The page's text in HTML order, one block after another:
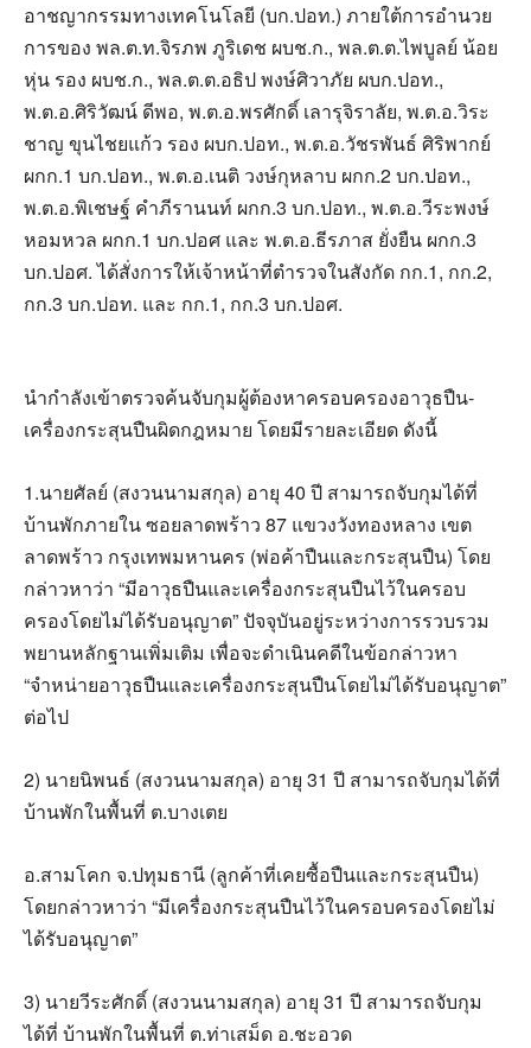
อาชญากรรมทางเทคโนโลยี (บก.ปอท.) ภายใต้การอำนวย
การของ พล.ต.ท.จิรภพ ภูริเดช ผบช.ก., พล.ต.ต.ไพบูลย์ น้อย
หุ่น รอง ผบช.ก., พล.ต.ต.อธิป พงษ์ศิวาภัย ผบก.ปอท.,
พ.ต.อ.ศิริวัฒน์ ดีพอ, พ.ต.อ.พรศักดิ์ เลารุจิราลัย, พ.ต.อ.วิระ
ชาญ ขุนไชยแก้ว รอง ผบก.ปอท., พ.ต.อ.วัชรพันธ์ ศิริพากย์
ผกก.1 บก.ปอท., พ.ต.อ.เนติ วงษ์กุหลาบ ผกก.2 บก.ปอท.,
พ.ต.อ.พิเชษฐ์ คำภีรานนท์ ผกก.3 บก.ปอท., พ.ต.อ.วีระพงษ์
หอมหวล ผกก.1 บก.ปอศ และ พ.ต.อ.ธีรภาส ยั่งยืน ผกก.3
บก.ปอศ. ได้สั่งการให้เจ้าหน้าที่ตำรวจในสังกัด กก.1, กก.2,
กก.3 บก.ปอท. และ กก.1, กก.3 บก.ปอศ.
นำกำลังเข้าตรวจค้นจับกุมผู้ต้องหาครอบครองอาวุธปืน-
เครื่องกระสุนปืนผิดกฎหมาย โดยมีรายละเอียด ดังนี้
1.นายศัลย์ (สงวนนามสกุล) อายุ 40 ปี สามารถจับกุมได้ที่
บ้านพักภายใน ซอยลาดพร้าว 87 แขวงวังทองหลาง เขต
ลาดพร้าว กรุงเทพมหานคร (พ่อค้าปืนและกระสุนปืน) โดย
กล่าวหาว่า “มีอาวุธปืนและเครื่องกระสุนปืนไว้ในครอบ
ครองโดยไม่ได้รับอนุญาต” ปัจจุบันอยู่ระหว่างการรวบรวม
พยานหลักฐานเพิ่มเติม เพื่อจะดำเนินคดีในข้อกล่าวหา
“จำหน่ายอาวุธปืนและเครื่องกระสุนปืนโดยไม่ได้รับอนุญาต”
ต่อไป
2) นายนิพนธ์ (สงวนนามสกุล) อายุ 31 ปี สามารถจับกุมได้ที่
บ้านพักในพื้นที่ ต.บางเตย
อ.สามโคก จ.ปทุมธานี (ลูกค้าที่เคยซื้อปืนและกระสุนปืน)
โดยกล่าวหาว่า “มีเครื่องกระสุนปืนไว้ในครอบครองโดยไม่
ได้รับอนุญาต”
3) นายวีระศักดิ์ (สงวนนามสกุล) อายุ 31 ปี สามารถจับกุม
ได้ที่ บ้านพักในพื้นที่ ต.ท่าเสม็ด อ.ชะอวด